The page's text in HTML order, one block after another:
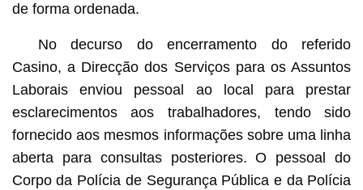
de forma ordenada.
No decurso do encerramento do referido
Casino, a Direcção dos Serviços para os Assuntos
Laborais enviou pessoal ao local para prestar
esclarecimentos aos trabalhadores, tendo sido
fornecido aos mesmos informações sobre uma linha
aberta para consultas posteriores. O pessoal do
Corpo da Polícia de Segurança Pública e da Polícia